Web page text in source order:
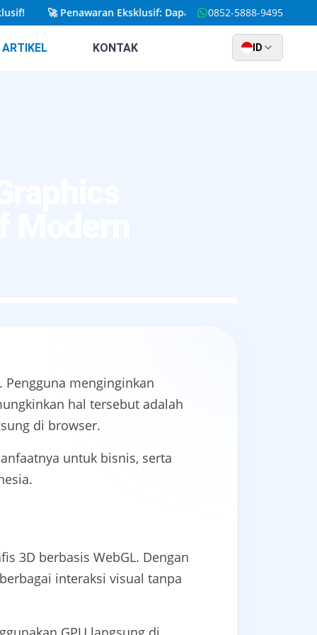
🚀 Penawaran Eksklusif: Dapatkan Website Kustom yang
0852-5888-9495
ARTIKEL KONTAK ID
menginginkan
hal tersebut adalah
di browser.
untuk bisnis, serta
3D berbasis WebGL. Dengan
interaksi visual tanpa